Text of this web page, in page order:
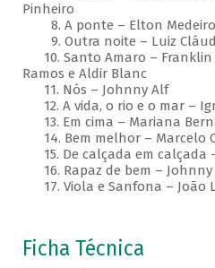
Pinheiro
8. A ponte – Elton
9. Outra noite – Luiz
10. Santo Amaro – Franklin
Ramos e Aldir Blanc
11. Nós – Johnny Alf
12. A vida, o rio e o mar –
13. Em cima – Mariana
14. Bem melhor – Marcelo
15. De calçada em calçada
16. Rapaz de bem – Johnny
17. Viola e Sanfona – João
Ficha Técnica